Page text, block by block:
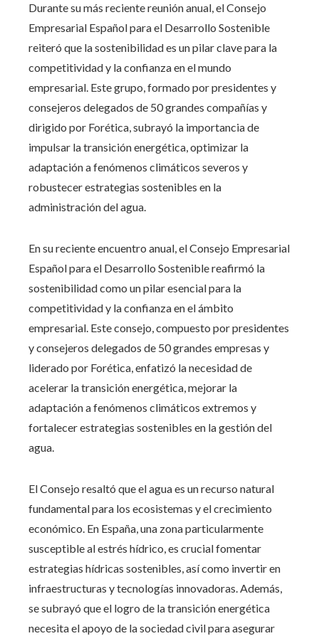
Durante su más reciente reunión anual, el Consejo
Empresarial Español para el Desarrollo Sostenible
reiteró que la sostenibilidad es un pilar clave para la
competitividad y la confianza en el mundo
empresarial. Este grupo, formado por presidentes y
consejeros delegados de 50 grandes compañías y
dirigido por Forética, subrayó la importancia de
impulsar la transición energética, optimizar la
adaptación a fenómenos climáticos severos y
robustecer estrategias sostenibles en la
administración del agua.
En su reciente encuentro anual, el Consejo Empresarial
Español para el Desarrollo Sostenible reafirmó la
sostenibilidad como un pilar esencial para la
competitividad y la confianza en el ámbito
empresarial. Este consejo, compuesto por presidentes
y consejeros delegados de 50 grandes empresas y
liderado por Forética, enfatizó la necesidad de
acelerar la transición energética, mejorar la
adaptación a fenómenos climáticos extremos y
fortalecer estrategias sostenibles en la gestión del
agua.
El Consejo resaltó que el agua es un recurso natural
fundamental para los ecosistemas y el crecimiento
económico. En España, una zona particularmente
susceptible al estrés hídrico, es crucial fomentar
estrategias hídricas sostenibles, así como invertir en
infraestructuras y tecnologías innovadoras. Además,
se subrayó que el logro de la transición energética
necesita el apoyo de la sociedad civil para asegurar